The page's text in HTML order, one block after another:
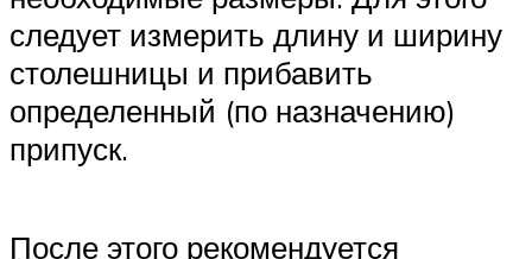
следует измерить длину и ширину
столешницы и прибавить
определенный (по назначению)
припуск.
После этого рекомендуется